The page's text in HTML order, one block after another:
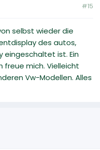
#15
selbst wieder die
des autos,
eingeschaltet ist. Ein
freue mich. Vielleicht
Vw-Modellen. Alles